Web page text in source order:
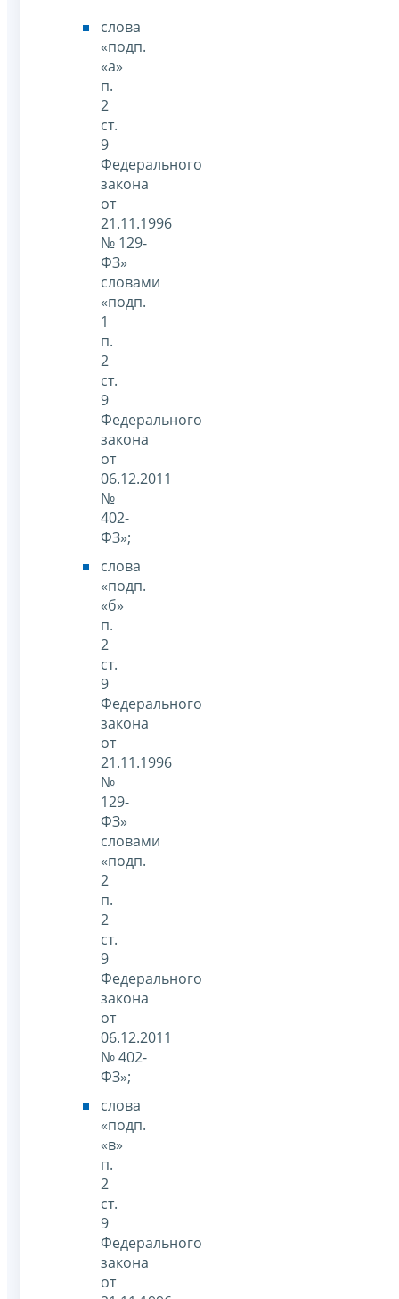
слова
«подп.
«а»
п.
2
ст.
9
Федерального
закона
от
21.11.1996
№ 129-
ФЗ»
словами
«подп.
1
п.
2
ст.
9
Федерального
закона
от
06.12.2011
№
402-
ФЗ»;
слова
«подп.
«б»
п.
2
ст.
9
Федерального
закона
от
21.11.1996
№
129-
ФЗ»
словами
«подп.
2
п.
2
ст.
9
Федерального
закона
от
06.12.2011
№ 402-
ФЗ»;
слова
«подп.
«в»
п.
2
ст.
9
Федерального
закона
от